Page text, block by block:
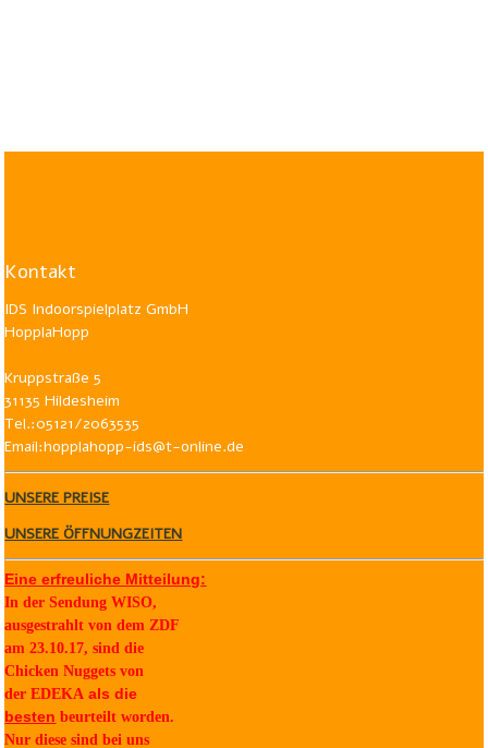
Kontakt
IDS Indoorspielplatz GmbH
HopplaHopp
Kruppstraße 5
31135 Hildesheim
Tel.:05121/2063535
Email:hopplahopp-ids@t-online.de
UNSERE PREISE
UNSERE ÖFFNUNGZEITEN
Eine erfreuliche Mitteilung:
In der Sendung WISO,
ausgestrahlt von dem ZDF
am 23.10.17, sind die
Chicken Nuggets von
derEDEKAals die
besten beurteilt worden.
Nur diese sind bei uns